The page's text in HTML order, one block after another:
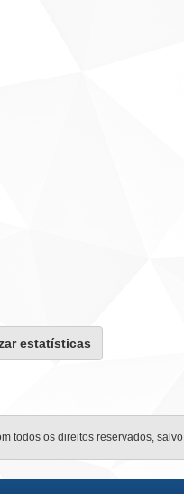
estatísticas
todos os direitos reservados,